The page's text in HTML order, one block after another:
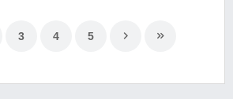
3 4 5